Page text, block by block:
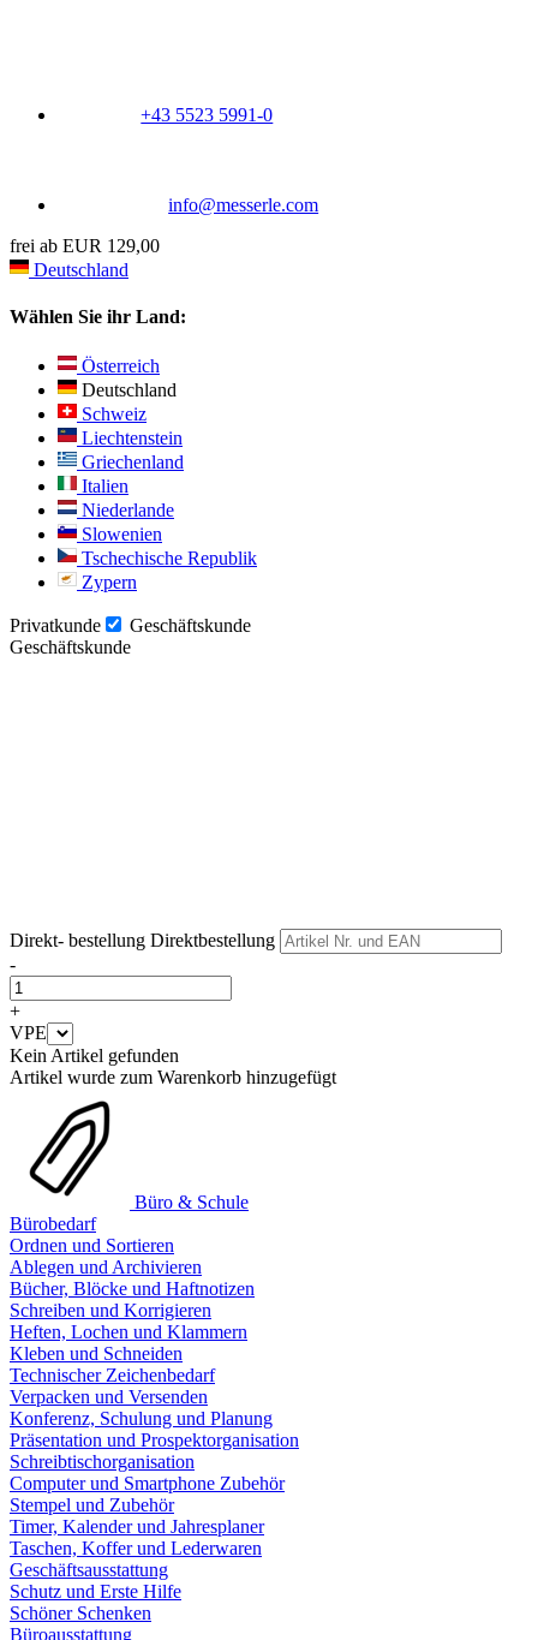
+43 5523 5991-0
info@messerle.com
frei ab EUR 129,00
Deutschland
Wählen Sie ihr Land:
Österreich
Deutschland
Schweiz
Liechtenstein
Griechenland
Italien
Niederlande
Slowenien
Tschechische Republik
Zypern
Privatkunde
Geschäftskunde
Geschäftskunde
Direkt- bestellung Direktbestellung
-
+
VPE
Kein Artikel gefunden
Artikel wurde zum Warenkorb hinzugefügt
Büro & Schule
Bürobedarf
Ordnen und Sortieren
Ablegen und Archivieren
Bücher, Blöcke und Haftnotizen
Schreiben und Korrigieren
Heften, Lochen und Klammern
Kleben und Schneiden
Technischer Zeichenbedarf
Verpacken und Versenden
Konferenz, Schulung und Planung
Präsentation und Prospektorganisation
Schreibtischorganisation
Computer und Smartphone Zubehör
Stempel und Zubehör
Timer, Kalender und Jahresplaner
Taschen, Koffer und Lederwaren
Geschäftsausstattung
Schutz und Erste Hilfe
Schöner Schenken
Büroausstattung